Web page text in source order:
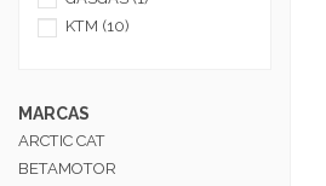
KTM (10)
MARCAS
ARCTIC CAT
BETAMOTOR